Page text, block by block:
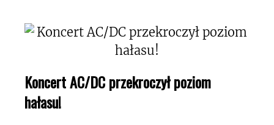
Koncert AC/DC przekroczył poziom
hałasu!